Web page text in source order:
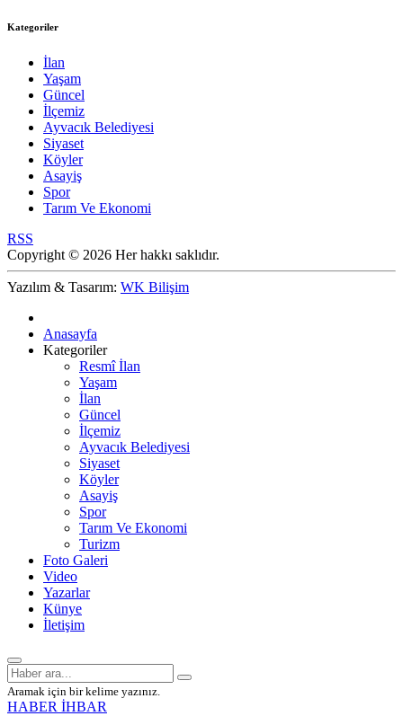
Kategoriler
İlan
Yaşam
Güncel
İlçemiz
Ayvacık Belediyesi
Siyaset
Köyler
Asayiş
Spor
Tarım Ve Ekonomi
RSS
Copyright © 2026 Her hakkı saklıdır.
Yazılım & Tasarım: WK Bilişim
Anasayfa
Kategoriler
Resmî İlan
Yaşam
İlan
Güncel
İlçemiz
Ayvacık Belediyesi
Siyaset
Köyler
Asayiş
Spor
Tarım Ve Ekonomi
Turizm
Foto Galeri
Video
Yazarlar
Künye
İletişim
Aramak için bir kelime yazınız.
HABER İHBAR